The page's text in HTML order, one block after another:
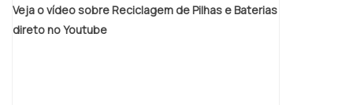
Veja o vídeo sobre Reciclagem de Pilhas e Baterias
direto no Youtube